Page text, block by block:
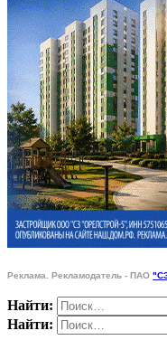
Реклама. Рекламодатель - ПАО
Найти:
Найти: